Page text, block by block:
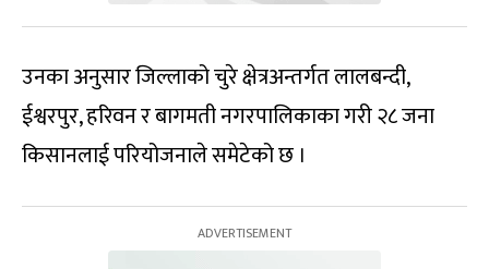
उनका अनुसार जिल्लाको चुरे क्षेत्रअन्तर्गत लालबन्दी,
ईश्वरपुर, हरिवन र बागमती नगरपालिकाका गरी २८ जना
किसानलाई परियोजनाले समेटेको छ ।